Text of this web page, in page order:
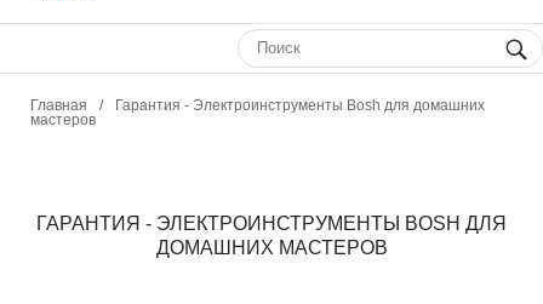
Главная /
Гарантия - Электроинструменты Bosh для домашних
мастеров
ГАРАНТИЯ - ЭЛЕКТРОИНСТРУМЕНТЫ BOSH ДЛЯ
ДОМАШНИХ МАСТЕРОВ